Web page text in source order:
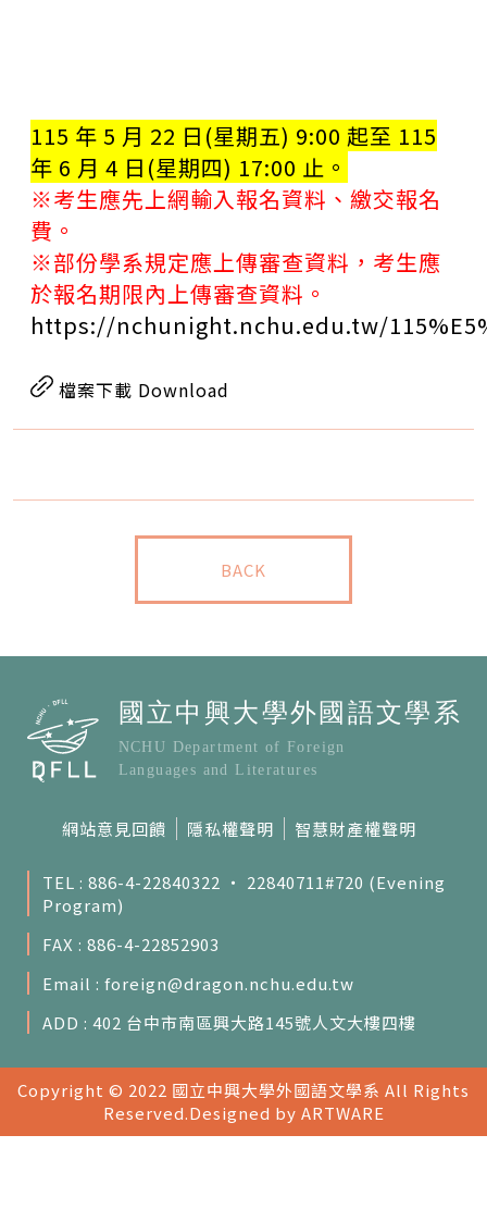
115 年 5 月 22 日(星期五) 9:00 起至 115
年 6 月 4 日(星期四) 17:00 止。
※考生應先上網輸入報名資料、繳交報名
費。
※部份學系規定應上傳審查資料，考生應
於報名期限內上傳審查資料。
https://nchunight.nchu.edu.tw/
檔案下載 Download
BACK
網站意見回饋 隱私權聲明 智慧財產權聲明
TEL : 886-4-22840322 ‧ 22840711#720 (Evening
Program)
FAX : 886-4-22852903
Email : foreign@dragon.nchu.edu.tw
ADD : 402 台中市南區興大路145號人文大樓四樓
Copyright © 2022 國立中興大學外國語文學系 All Rights
Reserved.Designed by ARTWARE